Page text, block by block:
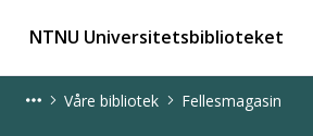
NTNU Universitetsbiblioteket
Våre bibliotek Fellesmagasin